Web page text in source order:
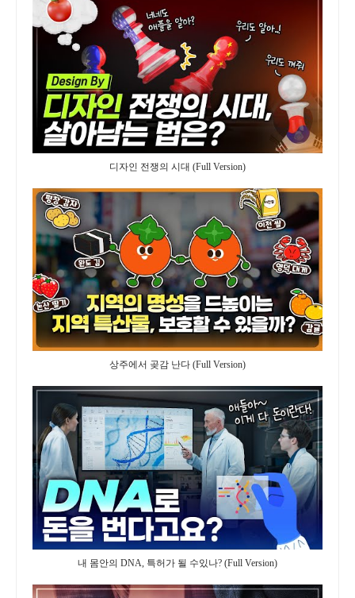
디자인 전쟁의 시대 (Full Version)
상주에서 곶감 난다 (Full Version)
내 몸안의 DNA, 특허가 될 수있나? (Full Version)